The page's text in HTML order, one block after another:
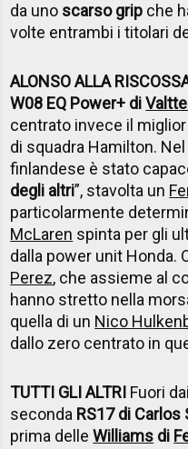
da uno scarso grip che
volte entrambi i titolari
ALONSO ALLA
W08 EQ Power+ di
centrato invece il
di squadra Hamilton.
finlandese è stato
degli altri”, stavolta un
particolarmente
McLaren spinta per gli
dalla power unit Honda.
Perez, che assieme al
hanno stretto nella
quella di un Nico
dallo zero centrato in
TUTTI GLI ALTRI Fuori
seconda RS17 di Carlos
prima delleWilliams di